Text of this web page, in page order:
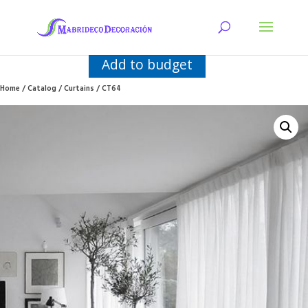
Add to budget
Home/Catalog/Curtains/ CT64